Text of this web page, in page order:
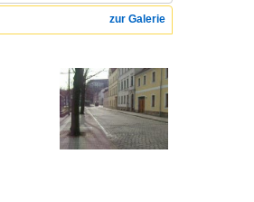
zur Galerie